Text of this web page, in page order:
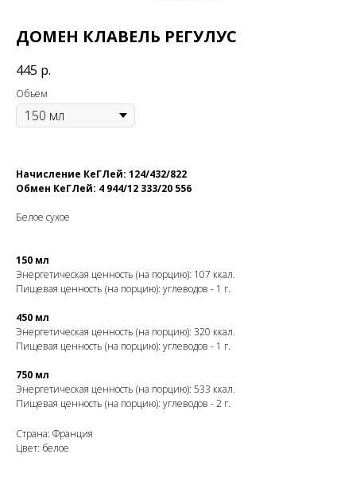
ДОМЕН КЛАВЕЛЬ РЕГУЛУС
445 р.
Объем
Начисление КеГЛей: 124/432/822
Обмен КеГЛей: 4 944/12 333/20 556
Белое сухое
150 мл
Энергетическая ценность (на порцию): 107 ккал.
Пищевая ценность (на порцию): углеводов - 1 г.
450 мл
Энергетическая ценность (на порцию): 320 ккал.
Пищевая ценность (на порцию): углеводов - 1 г.
750 мл
Энергетическая ценность (на порцию): 533 ккал.
Пищевая ценность (на порцию): углеводов - 2 г.
Страна: Франция
Цвет: белое